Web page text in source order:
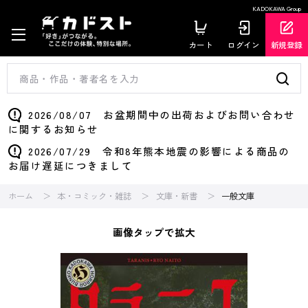
KADOKAWA Group
カート ログイン 新規登録
2026/08/07 お盆期間中の出荷およびお問い合わせ
に関するお知らせ
2026/07/29 令和8年熊本地震の影響による商品の
お届け遅延につきまして
ホーム 本・コミック・雑誌 文庫・新書 一般文庫
画像タップで拡大